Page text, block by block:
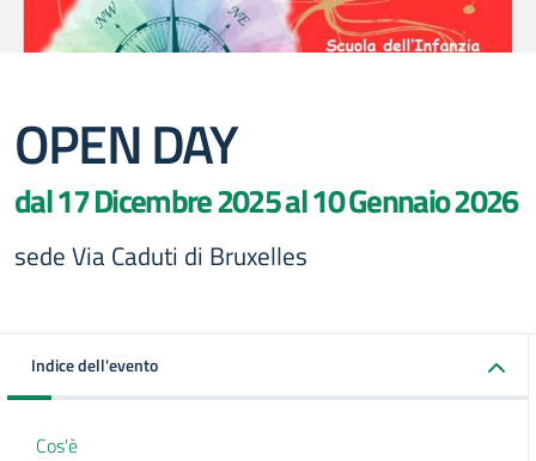
OPEN DAY
dal 17 Dicembre 2025 al 10 Gennaio 2026
sede Via Caduti di Bruxelles
Indice dell'evento
Cos'è